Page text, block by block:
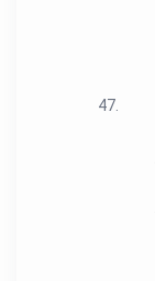
47.